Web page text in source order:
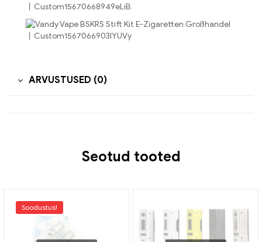
ARVUSTUSED (0)
Seotud tooted
Soodustus!